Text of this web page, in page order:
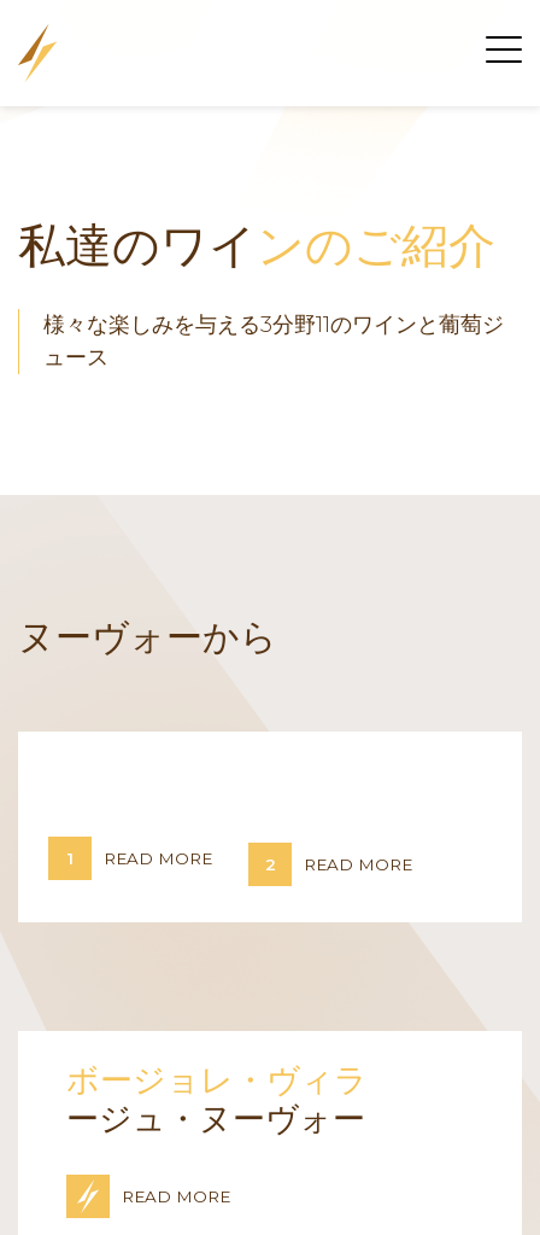
私達のワイ ンのご紹介
様々な楽しみを与える3分野11のワインと葡萄ジ
ュース
ヌーヴォーから
1 READ MORE 2 READ MORE
ボージョレ・ヴィラ
ージュ・ヌーヴォー
READ MORE